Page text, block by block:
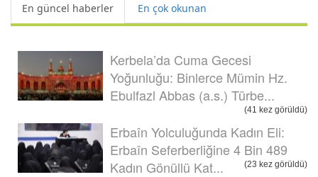
En güncel haberler En çok okunan
Kerbela’da Cuma Gecesi
Yoğunluğu: Binlerce Mümin Hz.
Ebulfazl Abbas (a.s.) Türbe...
(41 kez görüldü)
Erbaîn Yolculuğunda Kadın Eli:
Erbaîn Seferberliğine 4 Bin 489
Kadın Gönüllü Kat...
(23 kez görüldü)